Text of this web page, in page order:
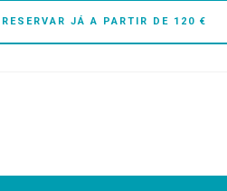
RESERVAR JÁ A PARTIR DE 120 €